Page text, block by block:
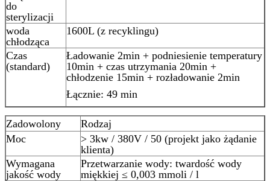
do
sterylizacji
woda
chłodząca
1600L (z recyklingu)
Czas
(standard)
Ładowanie 2min + podniesienie temperatury
10min + czas utrzymania 20min +
chłodzenie 15min + rozładowanie 2min
Łącznie: 49 min
Zadowolony
Rodzaj
Moc
> 3kw / 380V / 50 (projekt jako żądanie
klienta)
Wymagana
jakość wody
Przetwarzanie wody: twardość wody
miękkiej ≤ 0,003 mmoli / l